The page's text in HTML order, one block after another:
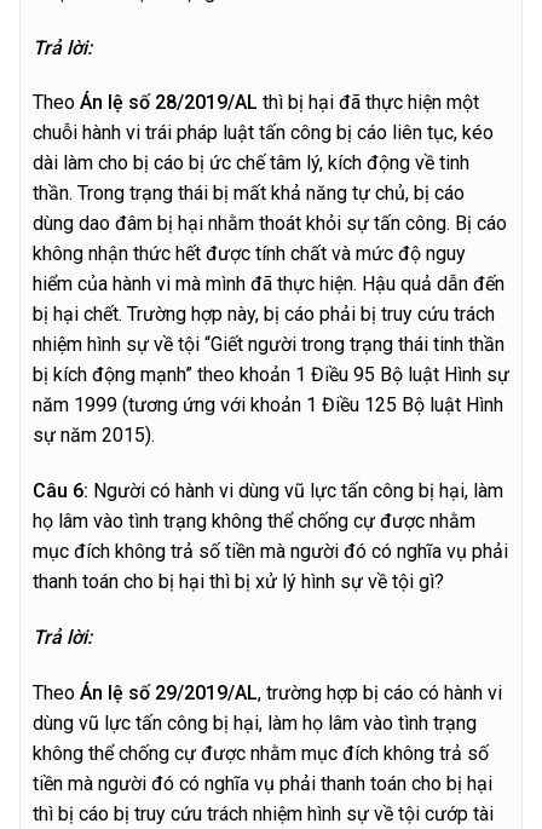
Trả lời:
Theo Án lệ số 28/2019/AL thì bị hại đã thực hiện một
chuỗi hành vi trái pháp luật tấn công bị cáo liên tục, kéo
dài làm cho bị cáo bị ức chế tâm lý, kích động về tinh
thần. Trong trạng thái bị mất khả năng tự chủ, bị cáo
dùng dao đâm bị hại nhằm thoát khỏi sự tấn công. Bị cáo
không nhận thức hết được tính chất và mức độ nguy
hiểm của hành vi mà mình đã thực hiện. Hậu quả dẫn đến
bị hại chết. Trường hợp này, bị cáo phải bị truy cứu trách
nhiệm hình sự về tội “Giết người trong trạng thái tinh thần
bị kích động mạnh” theo khoản 1 Điều 95 Bộ luật Hình sự
năm 1999 (tương ứng với khoản 1 Điều 125 Bộ luật Hình
sự năm 2015).
Câu 6: Người có hành vi dùng vũ lực tấn công bị hại, làm
họ lâm vào tình trạng không thể chống cự được nhằm
mục đích không trả số tiền mà người đó có nghĩa vụ phải
thanh toán cho bị hại thì bị xử lý hình sự về tội gì?
Trả lời:
Theo Án lệ số 29/2019/AL, trường hợp bị cáo có hành vi
dùng vũ lực tấn công bị hại, làm họ lâm vào tình trạng
không thể chống cự được nhằm mục đích không trả số
tiền mà người đó có nghĩa vụ phải thanh toán cho bị hại
thì bị cáo bị truy cứu trách nhiệm hình sự về tội cướp tài